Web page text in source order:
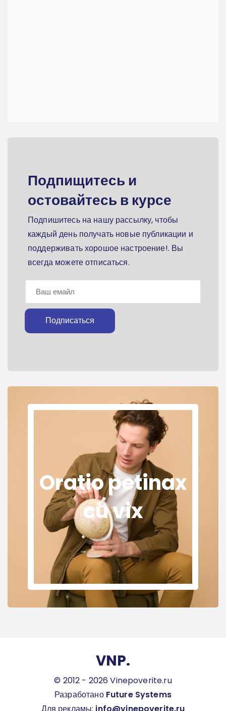
Подпищитесь и
остовайтесь в курсе
Подпишитесь на нашу рассылку, чтобы
каждый день получать новые публикации и
поддерживать хорошое настроение!. Вы
всегда можете отписаться.
Подписаться
Oratio petinax
cu vix
VNP.
© 2012 - 2026 Vinepoverite.ru
Разработано Future Systems